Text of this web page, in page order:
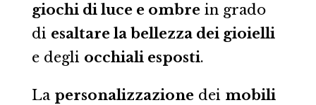
giochi di luce e ombrein grado
di esaltare la bellezza dei gioielli
e degli occhiali esposti.
La personalizzazionedei mobili